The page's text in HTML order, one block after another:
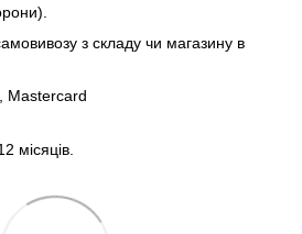
з складу чи магазину в
Mastercard
місяців.